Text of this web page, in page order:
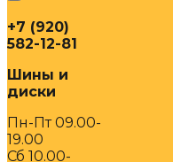
+7 (920)
582-12-81
Шины и
диски
Пн-Пт 09.00-
19.00
Сб 10.00-